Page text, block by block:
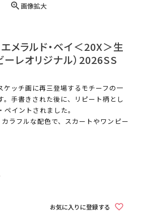
画像拡大
エメラルド・ベイ＜20X＞生
ーレオリジナル）2026SS
ケッチ画に再三登場するモチーフの一
。手書きされた後に、リピート柄とし
イントされました。
ラフルな配色で、スカートやワンピー
お気に入りに登録する